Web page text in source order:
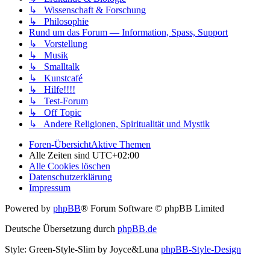
↳ Wissenschaft & Forschung
↳ Philosophie
Rund um das Forum — Information, Spass, Support
↳ Vorstellung
↳ Musik
↳ Smalltalk
↳ Kunstcafé
↳ Hilfe!!!!
↳ Test-Forum
↳ Off Topic
↳ Andere Religionen, Spiritualität und Mystik
Foren-ÜbersichtAktive Themen
Alle Zeiten sind UTC+02:00
Alle Cookies löschen
Datenschutzerklärung
Impressum
Powered by phpBB® Forum Software © phpBB Limited
Deutsche Übersetzung durch phpBB.de
Style: Green-Style-Slim by Joyce&Luna phpBB-Style-Design